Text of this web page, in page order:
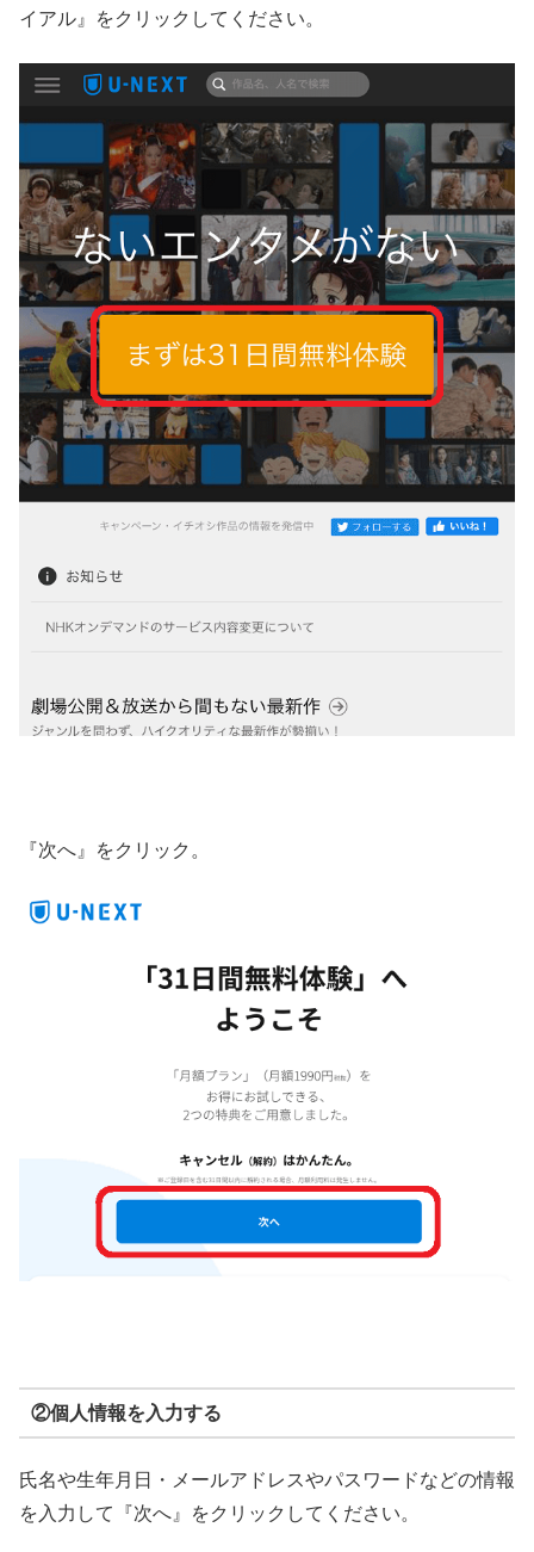
イアル』をクリックしてください。
『次へ』をクリック。
②個人情報を入力する
氏名や生年月日・メールアドレスやパスワードなどの情報
を入力して『次へ』をクリックしてください。